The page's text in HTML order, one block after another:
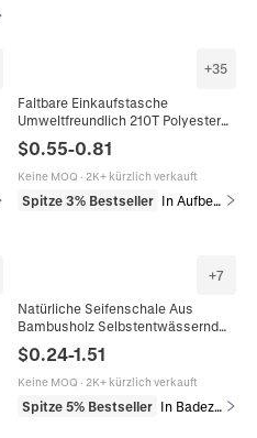
+35
Faltbare Einkaufstasche
Umweltfreundlich 210T Polyester
Supermarkt Tasche
$0.55-0.81
Keine MOQ · 2K+ kürzlich verkauft
Spitze 3% Bestseller
+7
Natürliche Seifenschale Aus
Bambusholz Selbstentwässernd
Für Badezimmer Dusche Küche
Umweltfreundlich Minimalistisch
$0.24-1.51
Keine MOQ · 2K+ kürzlich verkauft
Spitze 5% Bestseller In Badezimmer